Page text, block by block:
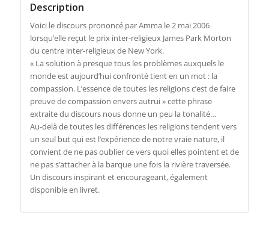
Description
Voici le discours prononcé par Amma le 2 mai 2006
lorsqu’elle reçut le prix inter-religieux James Park Morton
du centre inter-religieux de New York.
« La solution à presque tous les problèmes auxquels le
monde est aujourd’hui confronté tient en un mot : la
compassion. L’essence de toutes les religions c’est de faire
preuve de compassion envers autrui » cette phrase
extraite du discours nous donne un peu la tonalité…
Au-delà de toutes les différences les religions tendent vers
un seul but qui est l’expérience de notre vraie nature, il
convient de ne pas oublier ce vers quoi elles pointent et de
ne pas s’attacher à la barque une fois la rivière traversée.
Un discours inspirant et encourageant, également
disponible en livret.